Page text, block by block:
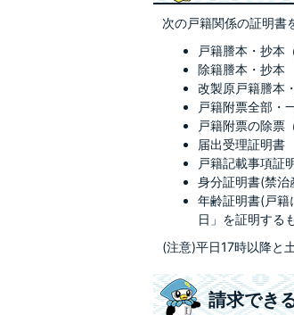
次の戸籍関係の証明書
戸籍謄本・抄本
除籍謄本・抄本
改製原戸籍謄本
戸籍附票全部・
戸籍附票の除票
届出受理証明書
戸籍記載事項証
身分証明書(禁治
年齢証明書(戸籍
日」を証明する
(注意)平日17時以降と
請求でき